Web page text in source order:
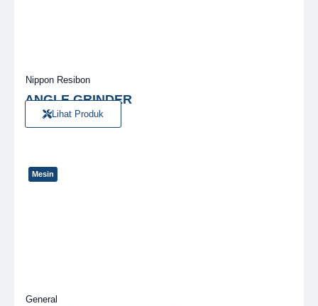
ANGLE GRINDER
Lihat Produk
Nippon Resibon
General
Mesin